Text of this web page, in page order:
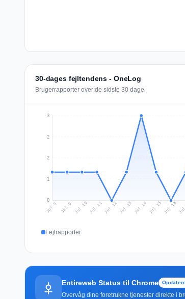
30-dages fejltendens - OneLog
Brugerrapporter over de sidste 30 dage
0
1
2
2
3
Jul 8 Jul 9 Jul 10 Jul 11Jul 12 Jul 13 Jul 14 Jul 15 Jul 16
Fejlrapporter
Entireweb Status til Chrome
Overvåg dine foretrukne tjenester direkte i